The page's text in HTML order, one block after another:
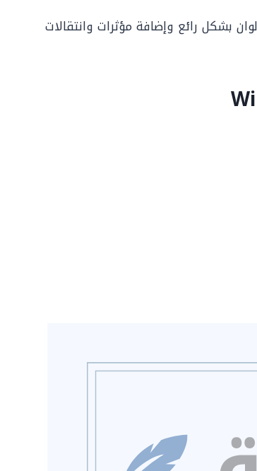
بشكل رائع وإضافة مؤثرات وانتقالات